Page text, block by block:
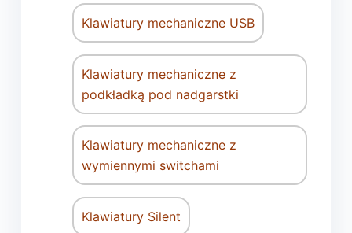
Klawiatury mechaniczne USB
Klawiatury mechaniczne z
podkładką pod nadgarstki
Klawiatury mechaniczne z
wymiennymi switchami
Klawiatury Silent